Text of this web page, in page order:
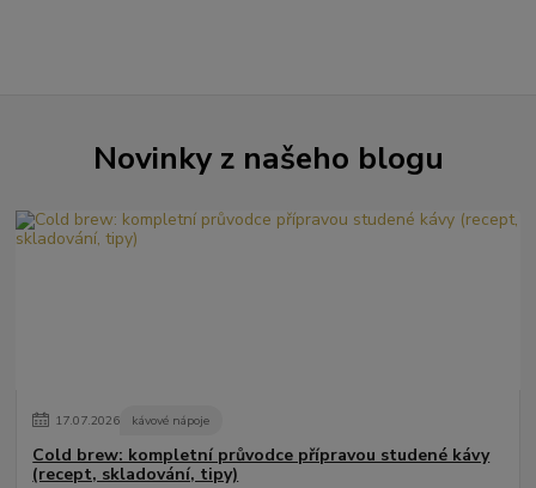
Novinky z našeho blogu
17.07.2026 kávové nápoje
Cold brew: kompletní průvodce přípravou studené kávy
(recept, skladování, tipy)